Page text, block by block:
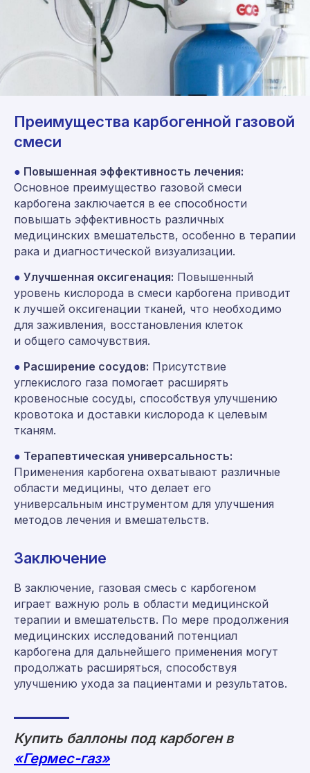
Преимущества карбогенной газовой
смеси
● Повышенная эффективность лечения:
Основное преимущество газовой смеси
карбогена заключается в ее способности
повышать эффективность различных
медицинских вмешательств, особенно в терапии
рака и диагностической визуализации.
● Улучшенная оксигенация: Повышенный
уровень кислорода в смеси карбогена приводит
к лучшей оксигенации тканей, что необходимо
для заживления, восстановления клеток
и общего самочувствия.
● Расширение сосудов: Присутствие
углекислого газа помогает расширять
кровеносные сосуды, способствуя улучшению
кровотока и доставки кислорода к целевым
тканям.
● Терапевтическая универсальность:
Применения карбогена охватывают различные
области медицины, что делает его
универсальным инструментом для улучшения
методов лечения и вмешательств.
Заключение
В заключение, газовая смесь с карбогеном
играет важную роль в области медицинской
терапии и вмешательств. По мере продолжения
медицинских исследований потенциал
карбогена для дальнейшего применения могут
продолжать расширяться, способствуя
улучшению ухода за пациентами и результатов.
Купить баллоны под карбоген в
«Гермес-газ»
Консультация и заказ:
8 (800) 555-65-59
8 (495) 225-54-25
info@germes-gas.ru
germes-gas.ru
Заказать звонок